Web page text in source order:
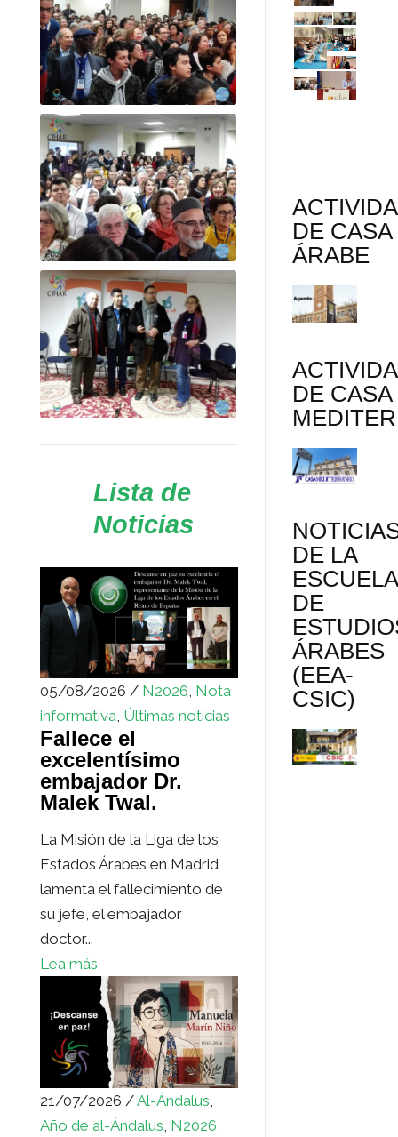
Lista de
Noticias
05/08/2026 / N2026, Nota
informativa, Últimas noticias
Fallece el
excelentísimo
embajador Dr.
Malek Twal.
La Misión de la Liga de los
Estados Árabes en Madrid
lamenta el fallecimiento de
su jefe, el embajador
doctor...
Lea más
21/07/2026 /Al-Ándalus,
Año de al-Ándalus, N2026,
DE CASA
ÁRABE
DE CASA
DE LA
ESCUELA
DE
ÁRABES
(EEA-
CSIC)